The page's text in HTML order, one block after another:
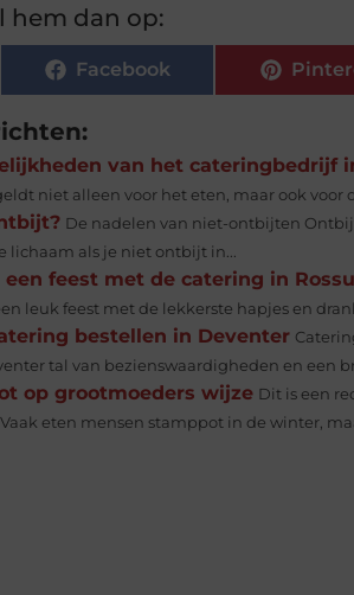
hem dan op:
Facebook
van het cateringbedrijf
niet alleen voor het eten, maar ook voor
De nadelen van niet-ontbijten
lichaam als je niet ontbijt in...
feest met de catering in
leuk feest met de lekkerste hapjes en
bestellen in Deventer
tal van bezienswaardigheden en een
op grootmoeders wijze Dit is een
eten mensen stamppot in de winter,